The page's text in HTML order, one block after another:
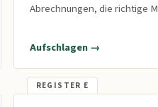
Abrechnungen, die richtige
Aufschlagen →